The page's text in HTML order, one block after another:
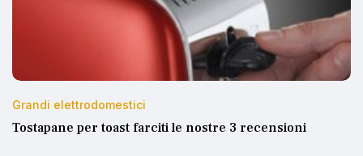
Grandi elettrodomestici
Tostapane per toast farciti le nostre 3 recensioni